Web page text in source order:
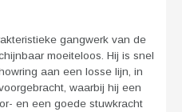
gangwerk van de
moeiteloos. Hij is snel
aan een losse lijn, in
waarbij hij een
en een goede stuwkracht